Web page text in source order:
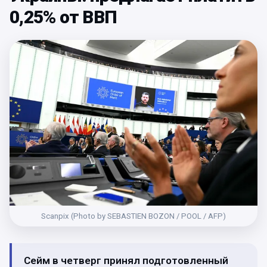
0,25% от ВВП
Scanpix (Photo by SEBASTIEN BOZON / POOL / AFP)
Сейм в четверг принял подготовленный